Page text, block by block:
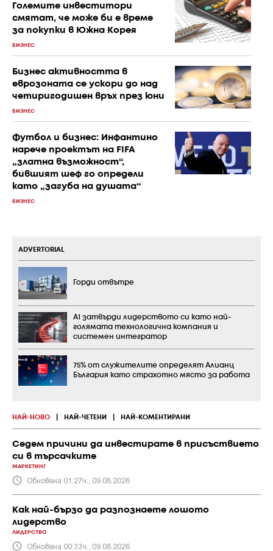
Големите инвеститори
смятат, че може би е време
за покупки в Южна Корея
БИЗНЕС
Бизнес активността в
еврозоната се ускори до над
четиригодишен връх през юни
БИЗНЕС
Футбол и бизнес: Инфантино
нарече проектът на FIFA
„златна възможност“,
бившият шеф го определи
като „загуба на душата“
БИЗНЕС
НАЙ-НОВО НАЙ-ЧЕТЕНИ НАЙ-КОМЕНТИРАНИ
Седем причини да инвестирате в присъствието
си в търсачките
МАРКЕТИНГ
Обновена 01:27ч., 09.08.2026
Как най-бързо да разпознаете лошото
лидерство
ЛИДЕРСТВО
Обновена 00:33ч., 09.08.2026
ADVERTORIAL
Горди отвътре
А1 затвърди лидерството си като най-
голямата технологична компания и
системен интегратор
75% от служителите определят Алианц
България като страхотно място за работа